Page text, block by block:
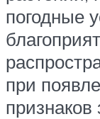
погодные
при
признаков